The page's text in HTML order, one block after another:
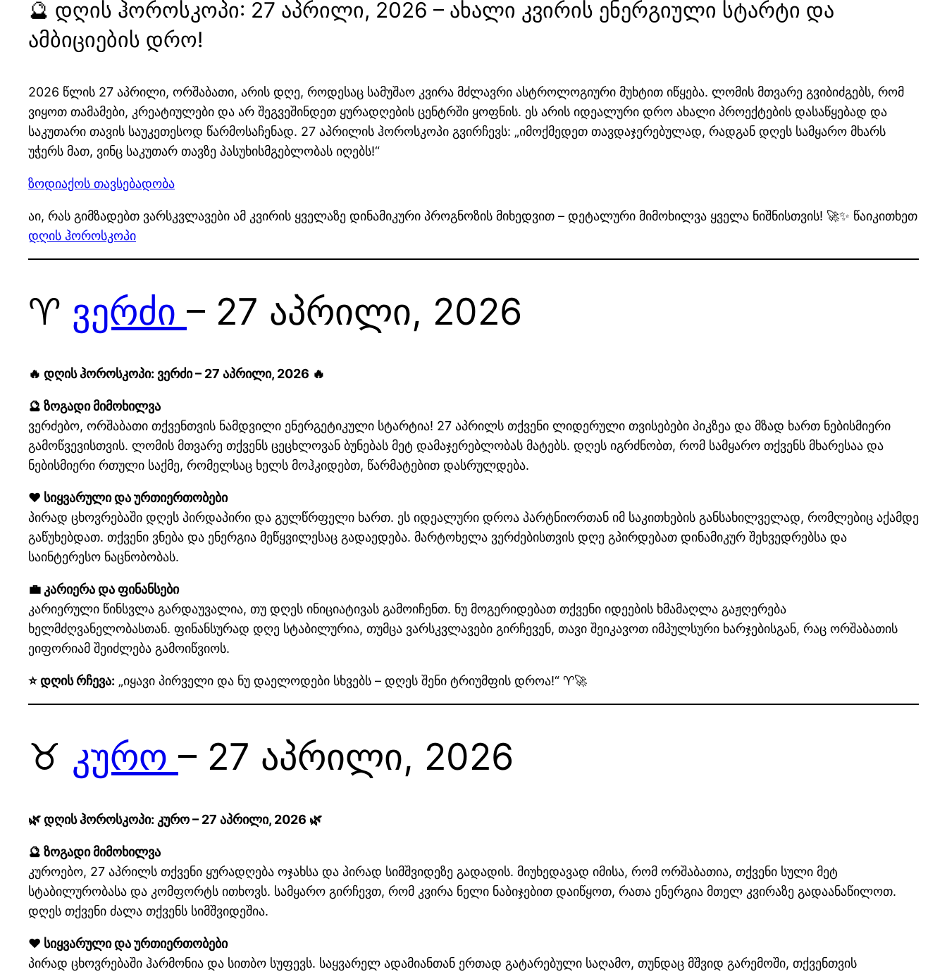
🔮 დღის ჰოროსკოპი: 27 აპრილი, 2026 – ახალი კვირის ენერგიული სტარტი და
ამბიციების დრო!
2026 წლის 27 აპრილი, ორშაბათი, არის დღე, როდესაც სამუშაო კვირა მძლავრი ასტროლოგიური მუხტით იწყება. ლომის მთვარე გვიბიძგებს, რომ
ვიყოთ თამამები, კრეატიულები და არ შეგვეშინდეთ ყურადღების ცენტრში ყოფნის. ეს არის იდეალური დრო ახალი პროექტების დასაწყებად და
საკუთარი თავის საუკეთესოდ წარმოსაჩენად. 27 აპრილის ჰოროსკოპი გვირჩევს: „იმოქმედეთ თავდაჯერებულად, რადგან დღეს სამყარო მხარს
უჭერს მათ, ვინც საკუთარ თავზე პასუხისმგებლობას იღებს!“
ზოდიაქოს თავსებადობა
აი, რას გიმზადებთ ვარსკვლავები ამ კვირის ყველაზე დინამიკური პროგნოზის მიხედვით – დეტალური მიმოხილვა ყველა ნიშნისთვის! 🚀✨ წაიკითხეთ
დღის ჰოროსკოპი
♈ ვერძი – 27 აპრილი, 2026
🔥 დღის ჰოროსკოპი: ვერძი – 27 აპრილი, 2026 🔥
🔮 ზოგადი მიმოხილვა
ვერძებო, ორშაბათი თქვენთვის ნამდვილი ენერგეტიკული სტარტია! 27 აპრილს თქვენი ლიდერული თვისებები პიკზეა და მზად ხართ ნებისმიერი
გამოწვევისთვის. ლომის მთვარე თქვენს ცეცხლოვან ბუნებას მეტ დამაჯერებლობას მატებს. დღეს იგრძნობთ, რომ სამყარო თქვენს მხარესაა და
ნებისმიერი რთული საქმე, რომელსაც ხელს მოჰკიდებთ, წარმატებით დასრულდება.
❤️ სიყვარული და ურთიერთობები
პირად ცხოვრებაში დღეს პირდაპირი და გულწრფელი ხართ. ეს იდეალური დროა პარტნიორთან იმ საკითხების განსახილველად, რომლებიც აქამდე
გაწუხებდათ. თქვენი ვნება და ენერგია მეწყვილესაც გადაედება. მარტოხელა ვერძებისთვის დღე გპირდებათ დინამიკურ შეხვედრებსა და
საინტერესო ნაცნობობას.
💼 კარიერა და ფინანსები
კარიერული წინსვლა გარდაუვალია, თუ დღეს ინიციატივას გამოიჩენთ. ნუ მოგერიდებათ თქვენი იდეების ხმამაღლა გაჟღერება
ხელმძღვანელობასთან. ფინანსურად დღე სტაბილურია, თუმცა ვარსკვლავები გირჩევენ, თავი შეიკავოთ იმპულსური ხარჯებისგან, რაც ორშაბათის
ეიფორიამ შეიძლება გამოიწვიოს.
⭐ დღის რჩევა: „იყავი პირველი და ნუ დაელოდები სხვებს – დღეს შენი ტრიუმფის დროა!“ ♈🚀
♉ კურო – 27 აპრილი, 2026
🌿 დღის ჰოროსკოპი: კურო – 27 აპრილი, 2026 🌿
🔮 ზოგადი მიმოხილვა
კუროებო, 27 აპრილს თქვენი ყურადღება ოჯახსა და პირად სიმშვიდეზე გადადის. მიუხედავად იმისა, რომ ორშაბათია, თქვენი სული მეტ
სტაბილურობასა და კომფორტს ითხოვს. სამყარო გირჩევთ, რომ კვირა ნელი ნაბიჯებით დაიწყოთ, რათა ენერგია მთელ კვირაზე გადაანაწილოთ.
დღეს თქვენი ძალა თქვენს სიმშვიდეშია.
❤️ სიყვარული და ურთიერთობები
პირად ცხოვრებაში ჰარმონია და სითბო სუფევს. საყვარელ ადამიანთან ერთად გატარებული საღამო, თუნდაც მშვიდ გარემოში, თქვენთვის